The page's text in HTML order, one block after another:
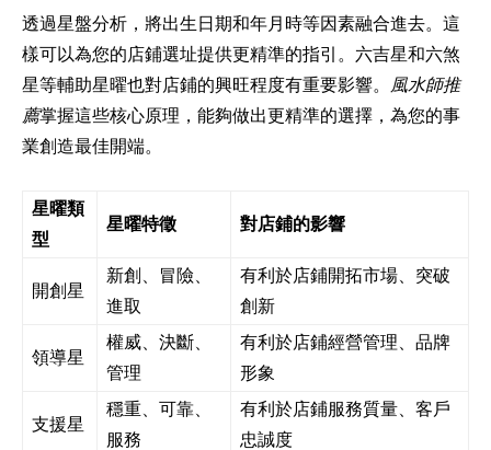
透過星盤分析，將出生日期和年月時等因素融合進去。這
樣可以為您的店鋪選址提供更精準的指引。六吉星和六煞
星等輔助星曜也對店鋪的興旺程度有重要影響。
風水師推
薦掌握這些核心原理，能夠做出更精準的選擇，為您的事
業創造最佳開端。
星曜類
型
星曜特徵 對店鋪的影響
開創星
新創、冒險、
進取
有利於店鋪開拓市場、突破
創新
領導星
權威、決斷、
管理
有利於店鋪經營管理、品牌
形象
支援星
穩重、可靠、
服務
有利於店鋪服務質量、客戶
忠誠度